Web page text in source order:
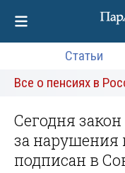
Статьи
Все о пенсиях в
Сегодня
за нарушения
подписан в